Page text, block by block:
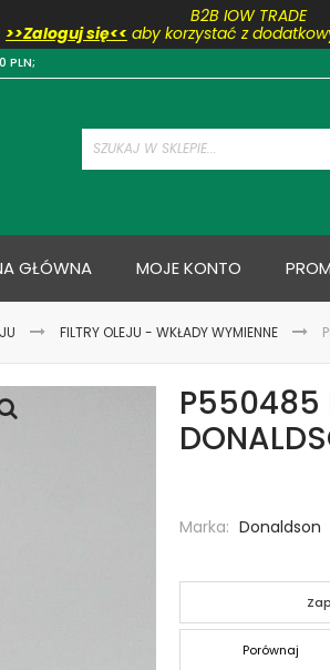
PLN;
do
B2B IOW TRADE
>>Zaloguj się<< aby korzystać z
GŁÓWNA MOJE KONTO
FILTRY OLEJU - WKŁADY WYMIENNE
P550485
Marka Donaldson
Porównaj